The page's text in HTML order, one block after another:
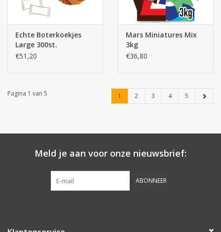
Echte Boterkoekjes
Large 300st.
€51,20
Mars Miniatures Mix
3kg
€36,80
Pagina 1 van 5 1 2 3 4 5
Meld je aan voor onze nieuwsbrief:
ABONNEER